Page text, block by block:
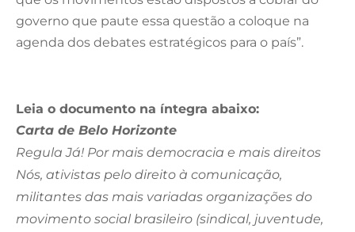
governo que paute essa questão a coloque na
agenda dos debates estratégicos para o país”.
Leia o documento na íntegra abaixo:
Carta de Belo Horizonte
Regula Já! Por mais democracia e mais direitos
Nós, ativistas pelo direito à comunicação,
militantes das mais variadas organizações do
movimento social brasileiro (sindical, juventude,